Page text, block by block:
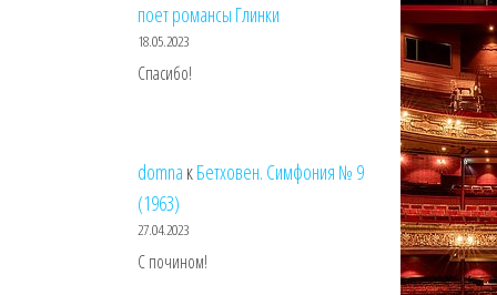
поет романсы Глинки
18.05.2023
Спасибо!
domna кБетховен. Симфония № 9
(1963)
27.04.2023
С почином!